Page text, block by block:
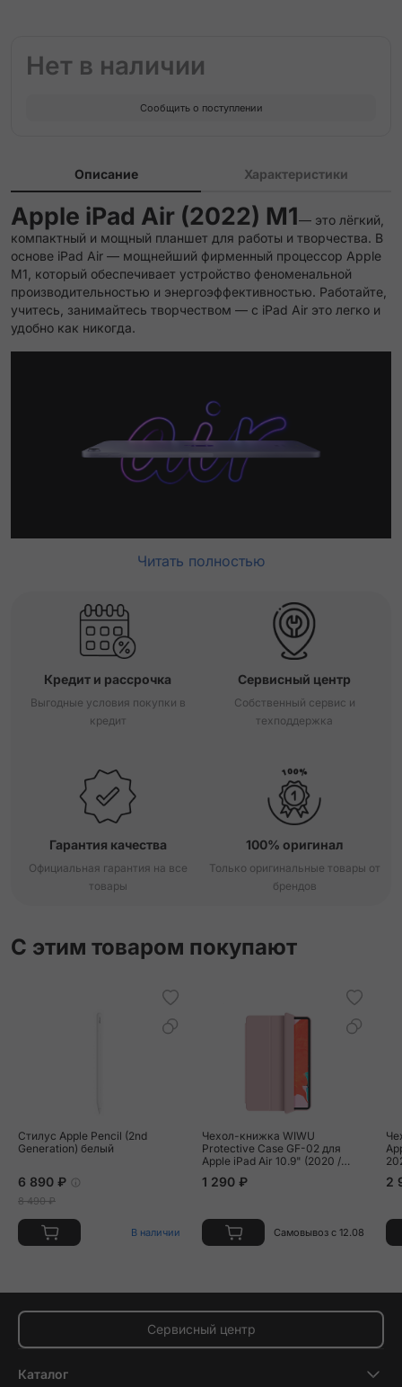
Нет в наличии
Сообщить о поступлении
Описание Характеристики
Apple iPad Air (2022) M1— это лёгкий,
компактный и мощный планшет для работы и творчества. В
основе iPad Air — мощнейший фирменный процессор Apple
M1, который обеспечивает устройство феноменальной
производительностью и энергоэффективностью. Работайте,
учитесь, занимайтесь творчеством — с iPad Air это легко и
удобно как никогда.
Читать полностью
Кредит и рассрочка
Выгодные условия покупки в
кредит
Сервисный центр
Собственный сервис и
техподдержка
Гарантия качества
Официальная гарантия на все
товары
100% оригинал
Только оригинальные товары от
брендов
С этим товаром покупают
Стилус Apple Pencil (2nd
Generation) белый
6 890 ₽
8 490 ₽
В наличии
Чехол-книжка WIWU
Protective Case GF-02 для
Apple iPad Air 10.9" (2020 /
2022) полиуретан,
1 290 ₽
Самовывоз с 12.08
2
Сервисный центр
Каталог